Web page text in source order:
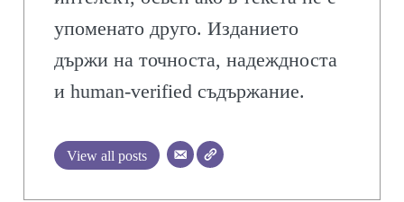
упоменато друго. Изданието
държи на точноста, надеждноста
и human-verified съдържание.
View all posts